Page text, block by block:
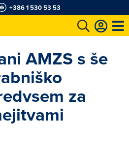
+386 1 530 53 53
AMZS s še
za